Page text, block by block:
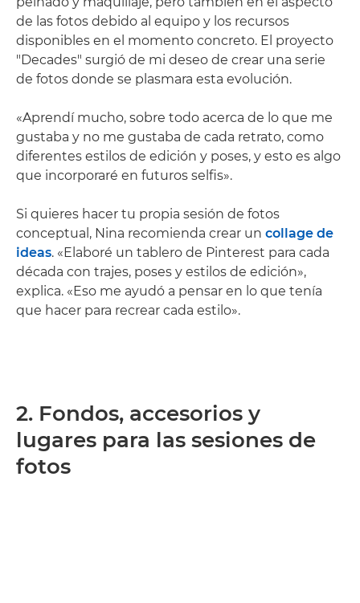
de las fotos debido al equipo y los recursos
disponibles en el momento concreto. El proyecto
"Decades" surgió de mi deseo de crear una serie
de fotos donde se plasmara esta evolución.
«Aprendí mucho, sobre todo acerca de lo que me
gustaba y no me gustaba de cada retrato, como
diferentes estilos de edición y poses, y esto es algo
que incorporaré en futuros selfis».
Si quieres hacer tu propia sesión de fotos
conceptual, Nina recomienda crear un collage de
ideas. «Elaboré un tablero de Pinterest para cada
década con trajes, poses y estilos de edición»,
explica. «Eso me ayudó a pensar en lo que tenía
que hacer para recrear cada estilo».
2. Fondos, accesorios y
lugares para las sesiones de
fotos